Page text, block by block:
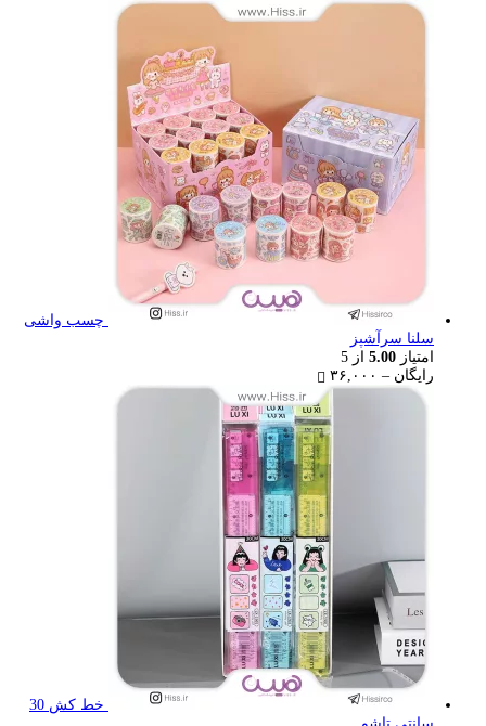
چسب واشی
سلنا سرآشپز
امتیاز 5.00 از 5
رایگان – ۳۶,۰۰۰
range:
رایگان
through
۳۶,۰۰۰ تومان
خط کش 30